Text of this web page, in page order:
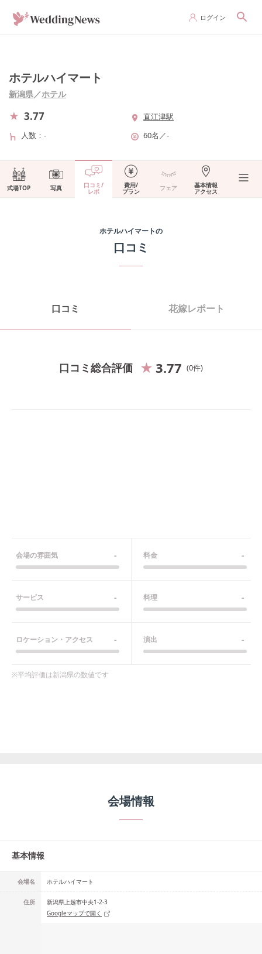
ログイン
ホテルハイマート
新潟県／ホテル
3.77
直江津駅
人数
- 60名 ／-
式場TOP 写真 口コミ/
レポ
費用/
プラン フェア 基本情報
アクセス
ホテルハイマートの
口コミ
口コミ 花嫁レポート
口コミ総合評価 3.77 0件
会場の雰囲気 - 料金 -
サービス - 料理 -
ロケーション・アクセス - 演出 -
※平均評価は新潟県の数値です
会場情報
基本情報
会場名 ホテルハイマート
住所
新潟県上越市中央1-2-3
Googleマップで開く